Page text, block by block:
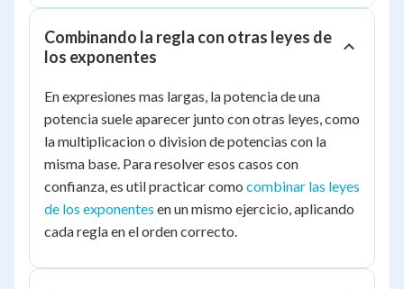
Combinando la regla con otras leyes de
los exponentes
En expresiones mas largas, la potencia de una
potencia suele aparecer junto con otras leyes, como
la multiplicacion o division de potencias con la
misma base. Para resolver esos casos con
confianza, es util practicar como combinar las leyes
de los exponentes en un mismo ejercicio, aplicando
cada regla en el orden correcto.